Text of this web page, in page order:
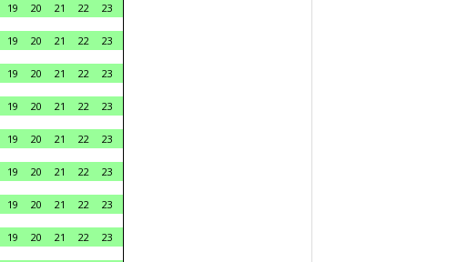
19 20 21 22 23
19 20 21 22 23
19 20 21 22 23
19 20 21 22 23
19 20 21 22 23
19 20 21 22 23
19 20 21 22 23
19 20 21 22 23